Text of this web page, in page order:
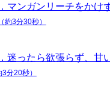
マンガンリーチをかけ
（約3分30秒）
迷ったら欲張らず、甘
3分20秒）